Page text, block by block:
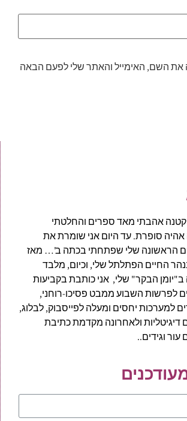
קטנה אהבתי מאד ספרים והחלטתי
סופרת. עד היום אני שומרת את
הראשונה שלי שפתחתי בכתה ב'… מאז
החיים הפתלתל שלי, וכיום, מלבד
הבקר" שלי, אני כותבת בקביעות
לפרשות השבוע ממבט פסיכו-רוחני,
למערכות יחסים ומעלה לפייסבוק, לבלוג,
דיגיטליות ולאחרונה מקדמת כתיבת
וגידים..
את השם, האימייל והאתר שלי לפעם הבאה